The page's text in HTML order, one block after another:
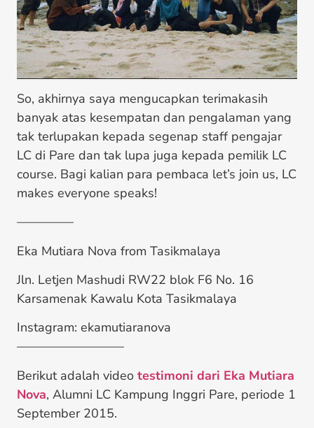
So, akhirnya saya mengucapkan terimakasih
banyak atas kesempatan dan pengalaman yang
tak terlupakan kepada segenap staff pengajar
LC di Pare dan tak lupa juga kepada pemilik LC
course. Bagi kalian para pembaca let’s join us, LC
makes everyone speaks!
————–
Eka Mutiara Nova from Tasikmalaya
Jln. Letjen Mashudi RW22 blok F6 No. 16
Karsamenak Kawalu Kota Tasikmalaya
Instagram: ekamutiaranova
————————–
Berikut adalah video testimoni dari Eka Mutiara
Nova, Alumni LC Kampung Inggri Pare, periode 1
September 2015.